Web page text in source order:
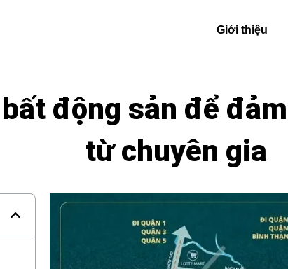
Giới thiệu
động sản để
từ chuyên gia